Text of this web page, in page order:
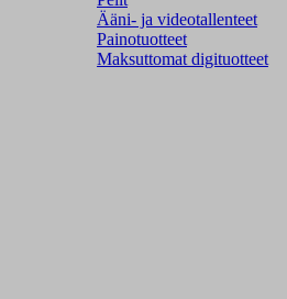
Ääni- ja videotallenteet
Painotuotteet
Maksuttomat digituotteet